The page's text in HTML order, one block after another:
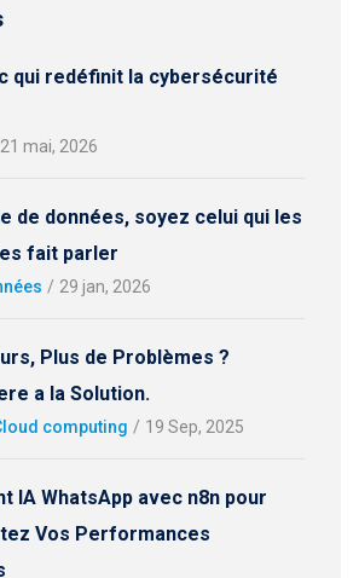
qui redéfinit la cybersécurité
21 mai, 2026
de données, soyez celui qui les
fait parler
/ 29 jan, 2026
Plus de Problèmes ?
a la Solution.
computing / 19 Sep, 2025
IA WhatsApp avec n8n pour
Vos Performances